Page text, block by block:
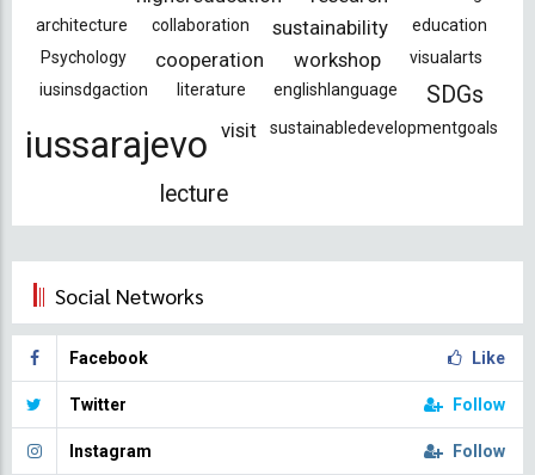
architecture
collaboration sustainability
education
Psychology
cooperation workshop
visualarts
iusinsdgaction
literature englishlanguage SDGs
iussarajevo visit sustainabledevelopmentgoals
lecture
Social Networks
Facebook Like
Twitter Follow
Instagram Follow